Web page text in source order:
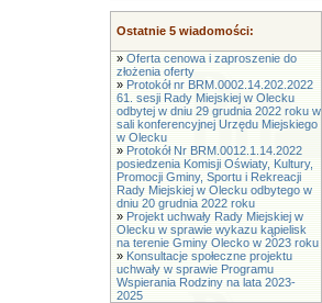
Ostatnie 5 wiadomości:
» Oferta cenowa i zaproszenie do
złożenia oferty
» Protokół nr BRM.0002.14.202.2022
61. sesji Rady Miejskiej w Olecku
odbytej w dniu 29 grudnia 2022 roku w
sali konferencyjnej Urzędu Miejskiego
w Olecku
» Protokół Nr BRM.0012.1.14.2022
posiedzenia Komisji Oświaty, Kultury,
Promocji Gminy, Sportu i Rekreacji
Rady Miejskiej w Olecku odbytego w
dniu 20 grudnia 2022 roku
» Projekt uchwały Rady Miejskiej w
Olecku w sprawie wykazu kąpielisk
na terenie Gminy Olecko w 2023 roku
» Konsultacje społeczne projektu
uchwały w sprawie Programu
Wspierania Rodziny na lata 2023-
2025